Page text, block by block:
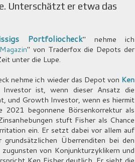
Unterschätzt er etwa das
Portfoliocheck" nehme ich
" von Traderfox die Depots der
unter die Lupe.
nehme ich wieder das Depot von Ken
ist, wenn dieser Ansatz die
und Growth Investor, wenn es hiermit
2021 begonnene Börsenkorrektur als
stuft Fisher als Chance
ein. Er setzt dabei vor allem auf
Überrenditen bei den
von Konjunkturzyklikern und